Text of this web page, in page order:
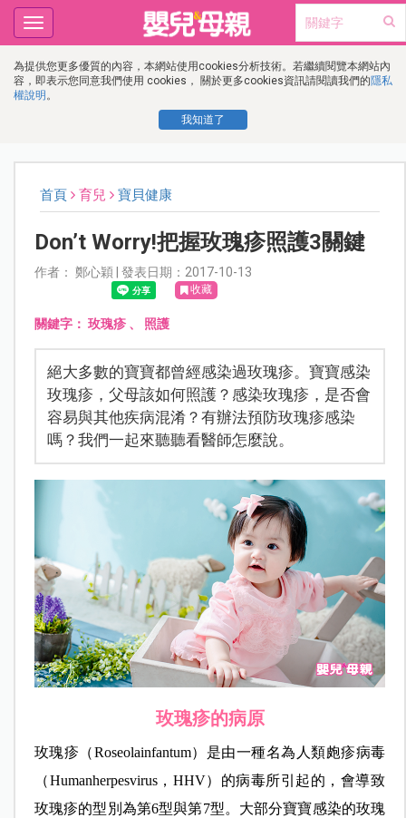
為提供您更多優質的內容，本網站使用cookies分析技術。若繼續閱覽本網站內
容，即表示您同意我們使用 cookies， 關於更多cookies資訊請閱讀我們的隱私
權說明 。
我知道了
Toggle
navigation
首頁 育兒 寶貝健康
Don’t Worry!把握玫瑰疹照護3關鍵
作者： 鄭心穎 | 發表日期：2017-10-13
收藏
關鍵字： 玫瑰疹、 照護
絕大多數的寶寶都曾經感染過玫瑰疹。寶寶感染
玫瑰疹，父母該如何照護？感染玫瑰疹，是否會
容易與其他疾病混淆？有辦法預防玫瑰疹感染
嗎？我們一起來聽聽看醫師怎麼說。
玫瑰疹的病原
玫瑰疹（Roseolainfantum）是由一種名為人類皰疹病毒
（Humanherpesvirus，HHV）的病毒所引起的，會導致
玫瑰疹的型別為第6型與第7型。大部分寶寶感染的玫瑰